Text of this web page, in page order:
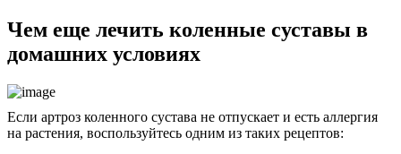
Чем еще лечить коленные суставы в
домашних условиях
Если артроз коленного сустава не отпускает и есть аллергия
на растения, воспользуйтесь одним из таких рецептов: